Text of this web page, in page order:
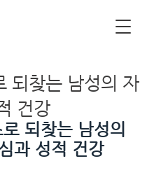
되찾는 남성의 자
건강
되찾는 남성의
과 성적 건강